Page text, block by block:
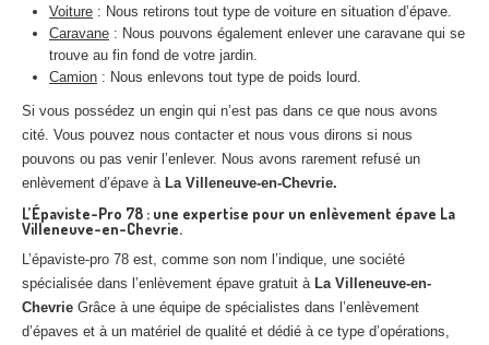
Voiture : Nous retirons tout type de voiture en situation d’épave.
Caravane : Nous pouvons également enlever une caravane qui se
trouve au fin fond de votre jardin.
Camion : Nous enlevons tout type de poids lourd.
Si vous possédez un engin qui n’est pas dans ce que nous avons
cité. Vous pouvez nous contacter et nous vous dirons si nous
pouvons ou pas venir l’enlever. Nous avons rarement refusé un
enlèvement d’épave à La Villeneuve-en-Chevrie.
L’Épaviste-Pro 78 : une expertise pour un enlèvement épave La
Villeneuve-en-Chevrie.
L’épaviste-pro 78 est, comme son nom l’indique, une société
spécialisée dans l’enlèvement épave gratuit à La Villeneuve-en-
Chevrie Grâce à une équipe de spécialistes dans l’enlèvement
d’épaves et à un matériel de qualité et dédié à ce type d’opérations,